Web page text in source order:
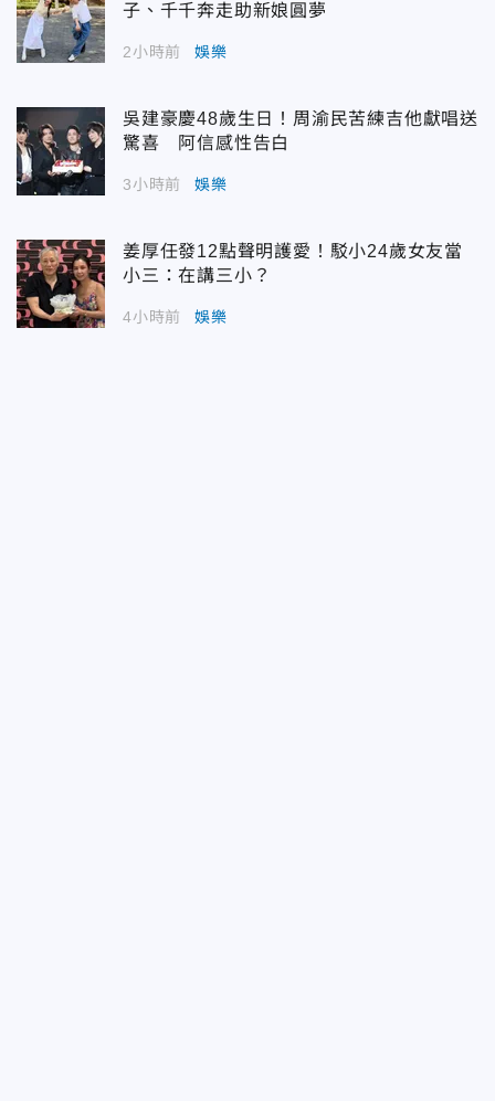
子、千千奔走助新娘圓夢
2小時前 娛樂
吳建豪慶48歲生日！周渝民苦練吉他獻唱送
驚喜 阿信感性告白
3小時前 娛樂
姜厚任發12點聲明護愛！駁小24歲女友當
小三：在講三小？
4小時前 娛樂